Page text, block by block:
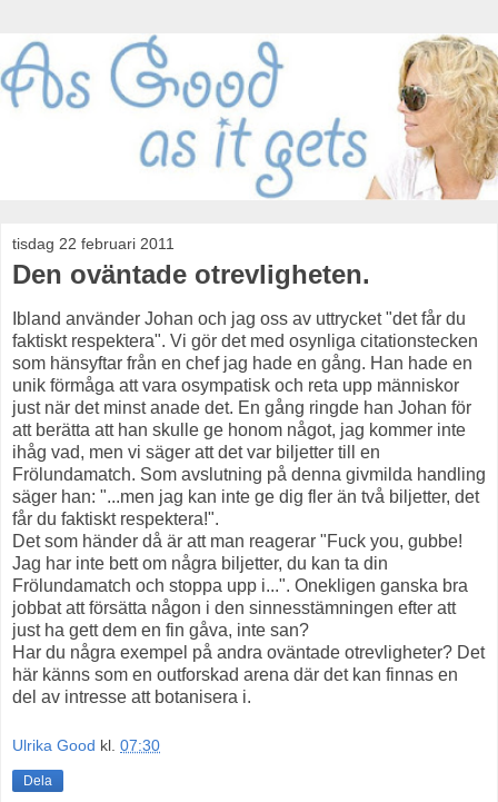
tisdag 22 februari 2011
Den oväntade otrevligheten.
Ibland använder Johan och jag oss av uttrycket "det får du
faktiskt respektera". Vi gör det med osynliga citationstecken
som hänsyftar från en chef jag hade en gång. Han hade en
unik förmåga att vara osympatisk och reta upp människor
just när det minst anade det. En gång ringde han Johan för
att berätta att han skulle ge honom något, jag kommer inte
ihåg vad, men vi säger att det var biljetter till en
Frölundamatch. Som avslutning på denna givmilda handling
säger han: "...men jag kan inte ge dig fler än två biljetter, det
får du faktiskt respektera!".
Det som händer då är att man reagerar "Fuck you, gubbe!
Jag har inte bett om några biljetter, du kan ta din
Frölundamatch och stoppa upp i...". Onekligen ganska bra
jobbat att försätta någon i den sinnesstämningen efter att
just ha gett dem en fin gåva, inte san?
Har du några exempel på andra oväntade otrevligheter? Det
här känns som en outforskad arena där det kan finnas en
del av intresse att botanisera i.
Ulrika Good kl. 07:30
Dela